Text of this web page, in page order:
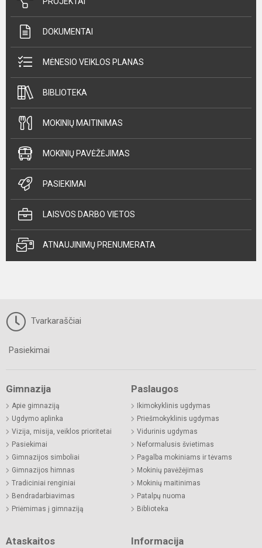
DOKUMENTAI
MĖNESIO VEIKLOS PLANAS
BIBLIOTEKA
MOKINIŲ MAITINIMAS
MOKINIŲ PAVĖŽĖJIMAS
PASIEKIMAI
LAISVOS DARBO VIETOS
ATNAUJINIMŲ PRENUMERATA
Tvarkaraščiai
Pasiekimai
Gimnazija
Apie gimnaziją
Ugdymo aplinka
Vizija, misija, veiklos prioritetai
Pasiekimai
Gimnazijos simboliai
Gimnazijos himnas
Tradiciniai renginiai
Bendradarbiavimas
Priėmimas į gimnaziją
Paslaugos
Ikimokyklinis ugdymas
Priešmokyklinis ugdymas
Vidurinis ugdymas
Neformalusis švietimas
Pagalba mokiniams ir tėvams
Mokinių pavėžėjimas
Mokinių maitinimas
Patalpų nuoma
Biblioteka
Ataskaitos Informacija